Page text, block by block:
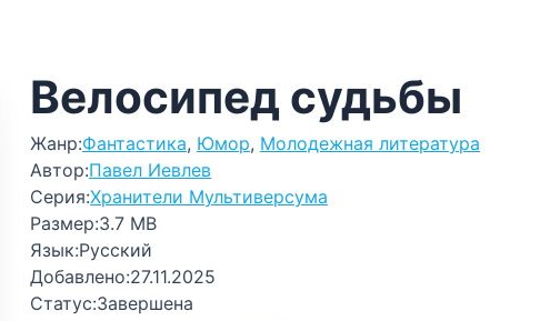
Велосипед судьбы
Жанр:Фантастика, Юмор, Молодежная литература
Автор:Павел Иевлев
Серия:Хранители Мультиверсума
Размер:3.7 MB
Язык:Русский
Добавлено:27.11.2025
Статус:Завершена